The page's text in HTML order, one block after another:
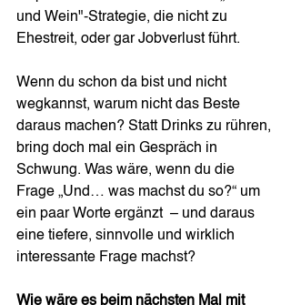
und Wein"-Strategie, die nicht zu
Ehestreit, oder gar Jobverlust führt.
Wenn du schon da bist und nicht
wegkannst, warum nicht das Beste
daraus machen? Statt Drinks zu rühren,
bring doch mal ein Gespräch in
Schwung. Was wäre, wenn du die
Frage „Und… was machst du so?“ um
ein paar Worte ergänzt  – und daraus
eine tiefere, sinnvolle und wirklich
interessante Frage machst?
Wie wäre es beim nächsten Mal mit